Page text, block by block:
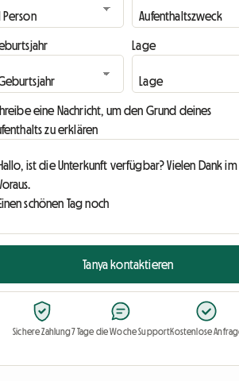
Lage
eine Nachricht, um den Grund deines
zu erklären
Tanya kontaktieren
Sichere Zahlung7 Tage die Woche SupportKostenlose